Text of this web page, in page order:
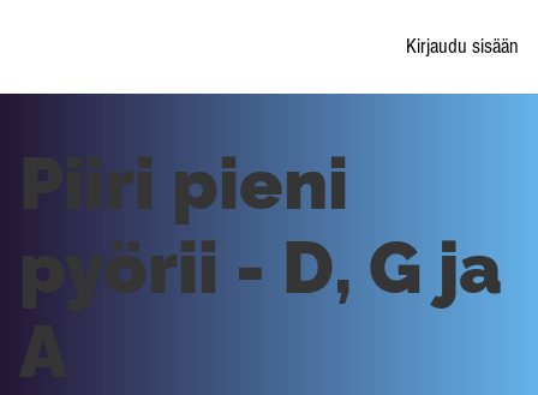
Kirjaudu sisään
Piiri pieni
pyörii - D, G ja
A